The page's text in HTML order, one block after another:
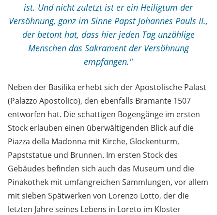
ist. Und nicht zuletzt ist er ein Heiligtum der
Versöhnung, ganz im Sinne Papst Johannes Pauls II.,
der betont hat, dass hier jeden Tag unzählige
Menschen das Sakrament der Versöhnung
empfangen."
Neben der Basilika erhebt sich der Apostolische Palast
(Palazzo Apostolico), den ebenfalls Bramante 1507
entworfen hat. Die schattigen Bogengänge im ersten
Stock erlauben einen überwältigenden Blick auf die
Piazza della Madonna mit Kirche, Glockenturm,
Papststatue und Brunnen. Im ersten Stock des
Gebäudes befinden sich auch das Museum und die
Pinakothek mit umfangreichen Sammlungen, vor allem
mit sieben Spätwerken von Lorenzo Lotto, der die
letzten Jahre seines Lebens in Loreto im Kloster